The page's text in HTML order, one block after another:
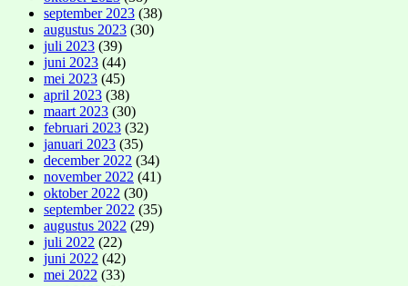
september 2023 (38)
augustus 2023 (30)
juli 2023 (39)
juni 2023 (44)
mei 2023 (45)
april 2023 (38)
maart 2023 (30)
februari 2023 (32)
januari 2023 (35)
december 2022 (34)
november 2022 (41)
oktober 2022 (30)
september 2022 (35)
augustus 2022 (29)
juli 2022 (22)
juni 2022 (42)
mei 2022 (33)